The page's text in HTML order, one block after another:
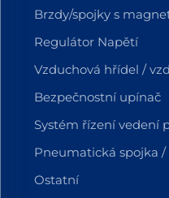
Brzdy/spojky s
Regulátor Napětí
Vzduchová hřídel /
Bezpečnostní upínač
Systém řízení vedení
Pneumatická spojka /
Ostatní